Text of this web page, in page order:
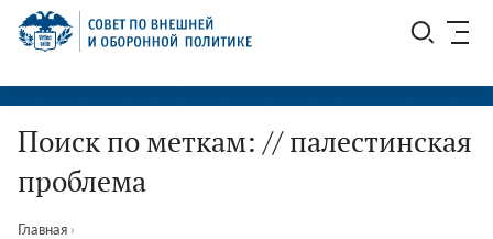
Перейти
СВОП
Поиск по меткам: // палестинская
проблема
Главная ›